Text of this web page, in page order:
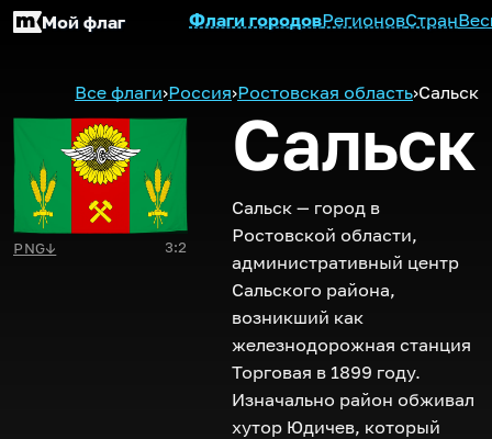
Мой флаг Флаги городовРегионовСтран
Все флаги›Россия›Ростовская область›Сальск
PNG↓ 3:2
Сальск
Сальск — город в
Ростовской области,
административный центр
Сальского района,
возникший как
железнодорожная станция
Торговая в 1899 году.
Изначально район обживал
хутор Юдичев, который